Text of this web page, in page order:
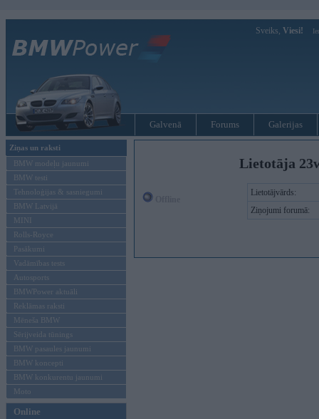
Sveiks, Viesi!
Galvenā Forums Galerijas
Ziņas un raksti
BMW modeļu jaunumi
BMW testi
Tehnoloģijas & sasniegumi
BMW Latvijā
MINI
Rolls-Royce
Pasākumi
Vadāmības tests
Autosports
BMWPower aktuāli
Reklāmas raksti
Mēneša BMW
Sērijveida tūnings
BMW pasaules jaunumi
BMW koncepti
BMW konkurentu jaunumi
Moto
Online
Lietotāja
Lietotājvārds:
Ziņojumi forumā: